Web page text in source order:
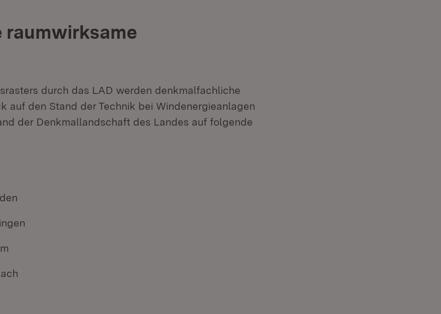
raumwirksame
durch das LAD werden denkmalfachliche
auf den Stand der Technik bei Windenergieanlagen
der Denkmallandschaft des Landes auf folgende